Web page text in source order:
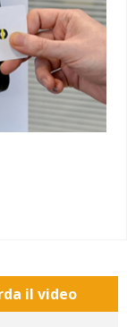
il video